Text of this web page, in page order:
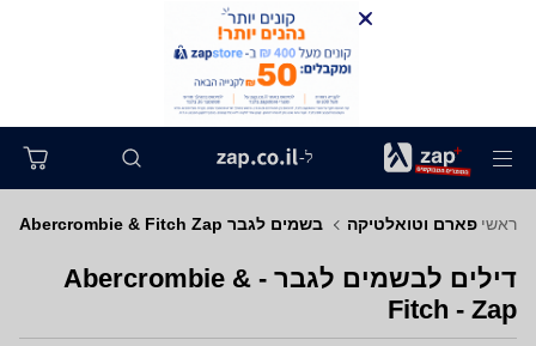
ל-
ראשי פארם וטואלטיקה בשמים לגבר Abercrombie & Fitch Zap
דילים לבשמים לגבר - Abercrombie &
Fitch - Zap